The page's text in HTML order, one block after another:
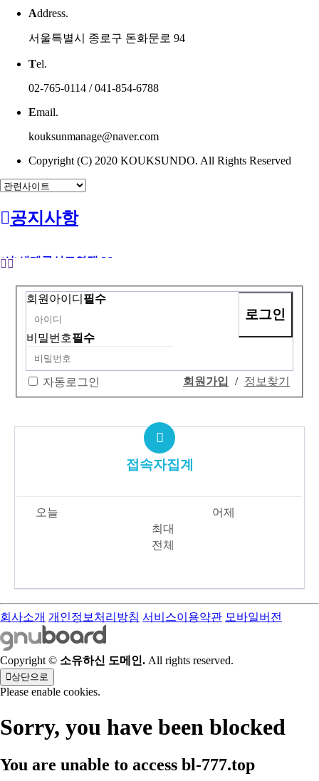
Address.
서울특별시 종로구 돈화문로 94
Tel.
02-765-0114 / 041-854-6788
Email.
kouksunmanage@naver.com
Copyright (C) 2020 KOUKSUNDO. All Rights Reserved
공지사항
(사)세계국선도연맹 26…
회원아이디 필수
비밀번호필수
자동로그인 회원가입 / 정보찾기
접속자집계
오늘 어제
최대
전체
회사소개 개인정보처리방침 서비스이용약관 모바일버전
Copyright © 소유하신 도메인. All rights reserved.
상단으로
Please enable cookies.
Sorry, you have been blocked
You are unable to access bl-777.top